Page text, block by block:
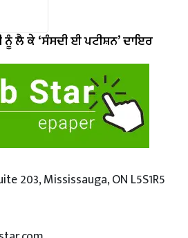
ਨੂੰ ਲੈ ਕੇ ‘ਸੰਸਦੀ ਈ ਪਟੀਸ਼ਨ’ ਦਾਇਰ
203, Mississauga, ON L5S1R5